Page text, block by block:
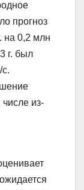
прогноз
на 0,2 млн
г. был
из-